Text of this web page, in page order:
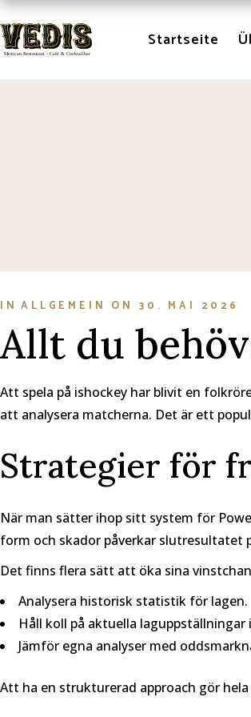
Skip
the
content Startseite
IN ALLGEMEIN ON 30. MAI 2026
Allt du
Att spela på ishockey har blivit en
att analysera matcherna. Det är ett
Strategier för
När man sätter ihop sitt system för
form och skador påverkar slutresultatet
Det finns flera sätt att öka sina
Analysera historisk statistik för lagen.
Håll koll på aktuella
Jämför egna analyser med
Att ha en strukturerad approach gör